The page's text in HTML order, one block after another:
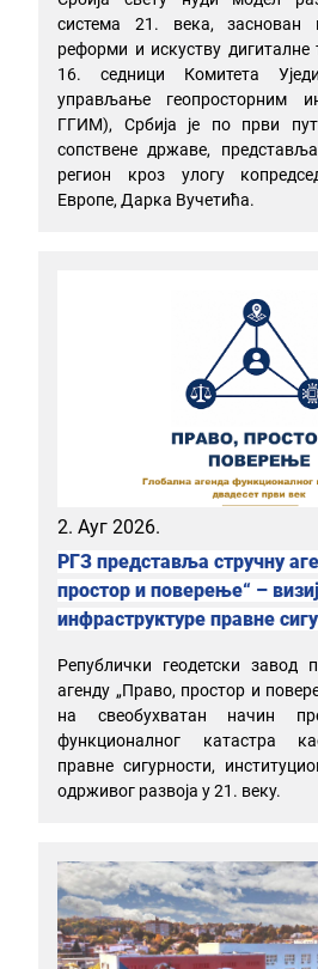
система 21. века, заснован
реформи и искуству дигиталне
16. седници Комитета
управљање геопросторним
ГГИМ), Србија је по први
сопствене државе,
регион кроз улогу
Европе, Дарка Вучетића.
2. Ауг 2026.
РГЗ представља стручну
простор и поверење“ –
инфраструктуре правне
Републички геодетски завод
агенду „Право, простор и
на свеобухватан начин
функционалног катастра
правне сигурности,
одрживог развоја у 21. веку.